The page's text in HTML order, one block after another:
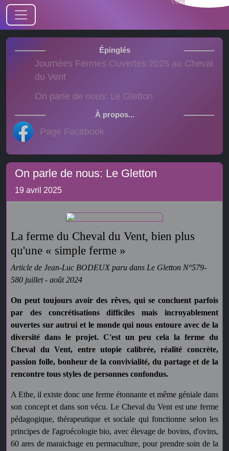
Journées Fermes Ouvertes 2025 au Cheval
du Vent
On parle de nous: Le Gletton
Page Facebook
On parle de nous: Le Gletton
19 avril 2025
La ferme du Cheval du Vent, bien plus
qu'une « simple ferme »
Article de Jean-Luc BODEUX paru dans Le Gletton N°579-
580 juillet - août 2024
On peut toujours avoir des rêves, qui se concluent parfois
par des concrétisations difficiles mais incroyablement
ouvertes sur autrui et le monde qui nous entoure avec de la
diversité dans le projet. C'est un peu cela la ferme du
Cheval du Vent, entre utopie calibrée, réalité concrète,
passion folle, bonheur de la convivialité, du partage et de la
rencontre tous styles de personnes confondus.
A Ethe, il existe donc une ferme étonnante et même géniale dans
son concept et dans son vécu. Le Cheval du Vent est une ferme
pédagogique, thérapeutique et sociale qui fonctionne selon les
principes de l'agroécologie bio, avec élevage de bovins, d'ovins,
60 ares de maraichage en permaculture, pour prendre soin de la